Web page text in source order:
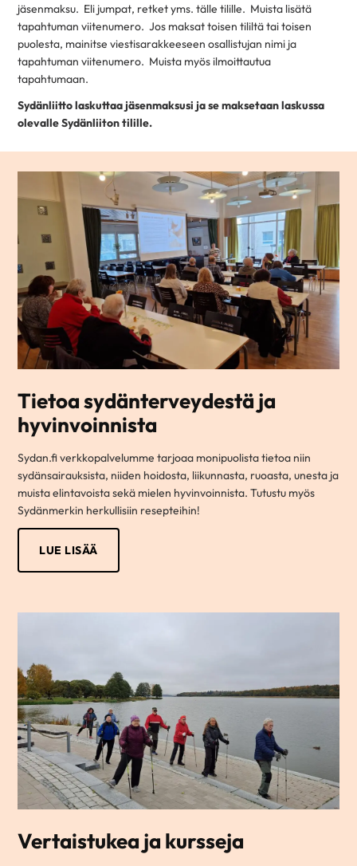
jäsenmaksu. Eli jumpat, retket yms. tälle tilille. Muista lisätä
tapahtuman viitenumero. Jos maksat toisen tililtä tai toisen
puolesta, mainitse viestisarakkeeseen osallistujan nimi ja
tapahtuman viitenumero. Muista myös ilmoittautua
tapahtumaan.
Sydänliitto laskuttaa jäsenmaksusi ja se maksetaan laskussa
olevalle Sydänliiton tilille.
Tietoa sydänterveydestä ja
hyvinvoinnista
Sydan.fi verkkopalvelumme tarjoaa monipuolista tietoa niin
sydänsairauksista, niiden hoidosta, liikunnasta, ruoasta, unesta ja
muista elintavoista sekä mielen hyvinvoinnista. Tutustu myös
Sydänmerkin herkullisiin resepteihin!
LUE LISÄÄ
Vertaistukea ja kursseja